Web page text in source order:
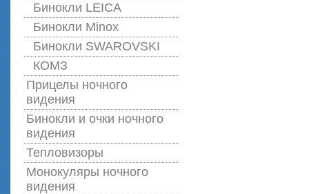
Бинокли LEICA
Бинокли Minox
Бинокли SWAROVSKI
КОМЗ
Прицелы ночного
видения
Бинокли и очки ночного
видения
Тепловизоры
Монокуляры ночного
видения